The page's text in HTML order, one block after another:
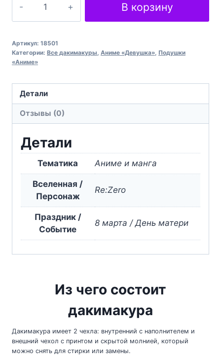
Аніме
РеЗеро
Ram
ReZero
В корзину
Артикул: 18501
Категории: Все дакимакуры, Аниме «Девушка», Подушки
«Аниме»
Детали
Отзывы (0)
Детали
Тематика Аниме и манга
Вселенная /
Персонаж
Re:Zero
Праздник /
Событие
8 марта / День матери
Из чего состоит
дакимакура
Дакимакура имеет 2 чехла: внутренний с наполнителем и
внешний чехол с принтом и скрытой молнией, который
можно снять для стирки или замены.